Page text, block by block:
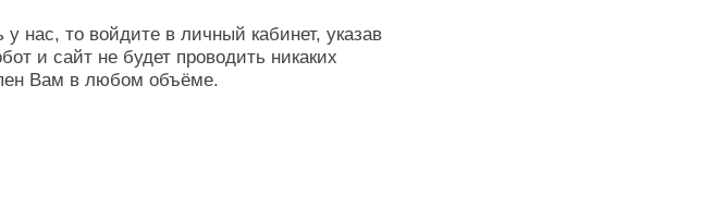
нас, то войдите в личный кабинет, указав
и сайт не будет проводить никаких
Вам в любом объёме.